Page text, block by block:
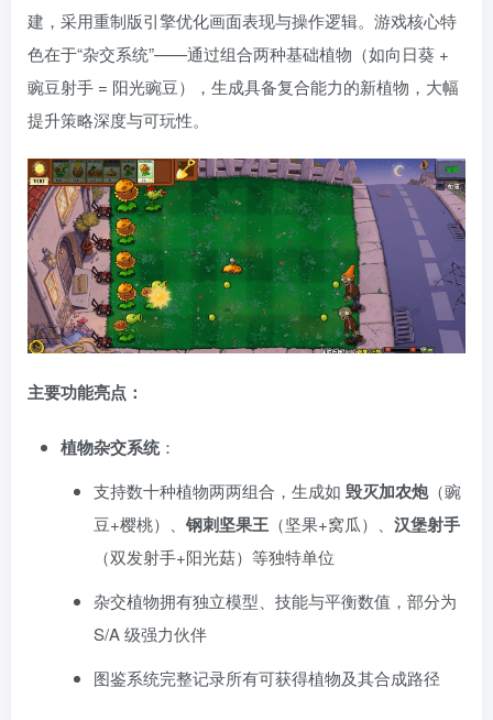
建，采用重制版引擎优化画面表现与操作逻辑。游戏核心特
色在于“杂交系统”——通过组合两种基础植物（如向日葵 +
豌豆射手 = 阳光豌豆），生成具备复合能力的新植物，大幅
提升策略深度与可玩性。
主要功能亮点：
植物杂交系统：
支持数十种植物两两组合，生成如 毁灭加农炮（豌
豆+樱桃）、 钢刺坚果王 （坚果+窝瓜）、 汉堡射手
（双发射手+阳光菇）等独特单位
杂交植物拥有独立模型、技能与平衡数值，部分为
S/A 级强力伙伴
图鉴系统完整记录所有可获得植物及其合成路径